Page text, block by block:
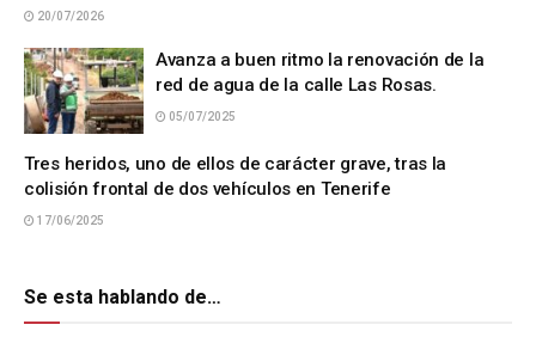
20/07/2026
Avanza a buen ritmo la renovación de la
red de agua de la calle Las Rosas.
05/07/2025
Tres heridos, uno de ellos de carácter grave, tras la
colisión frontal de dos vehículos en Tenerife
17/06/2025
Se esta hablando de…